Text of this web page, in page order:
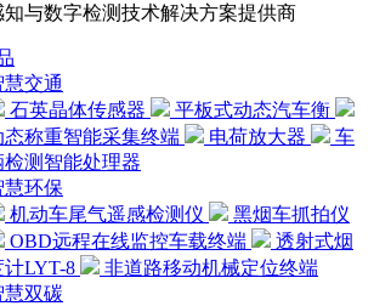
与数字检测技术解决方案提供商
慧交通
石英晶体传感器
平板式动态汽车衡
态称重智能采集终端
电荷放大器
车
检测智能处理器
慧环保
机动车尾气遥感检测仪
黑烟车抓拍仪
OBD远程在线监控车载终端
透射式烟
计LYT-8
非道路移动机械定位终端
慧双碳